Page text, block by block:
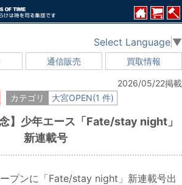
通信販売 買取情報
Select Language ▼
カテゴリ 大宮OPEN(1 件)
2026/05/22掲載
念】少年エース「Fate/stay night」
新連載号
プンに「Fate/stay night」新連載号出